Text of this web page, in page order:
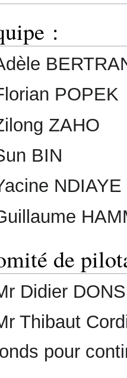
:
POPEK
ZAHO
BIN
NDIAYE
de
Didier
Thibaut
pour